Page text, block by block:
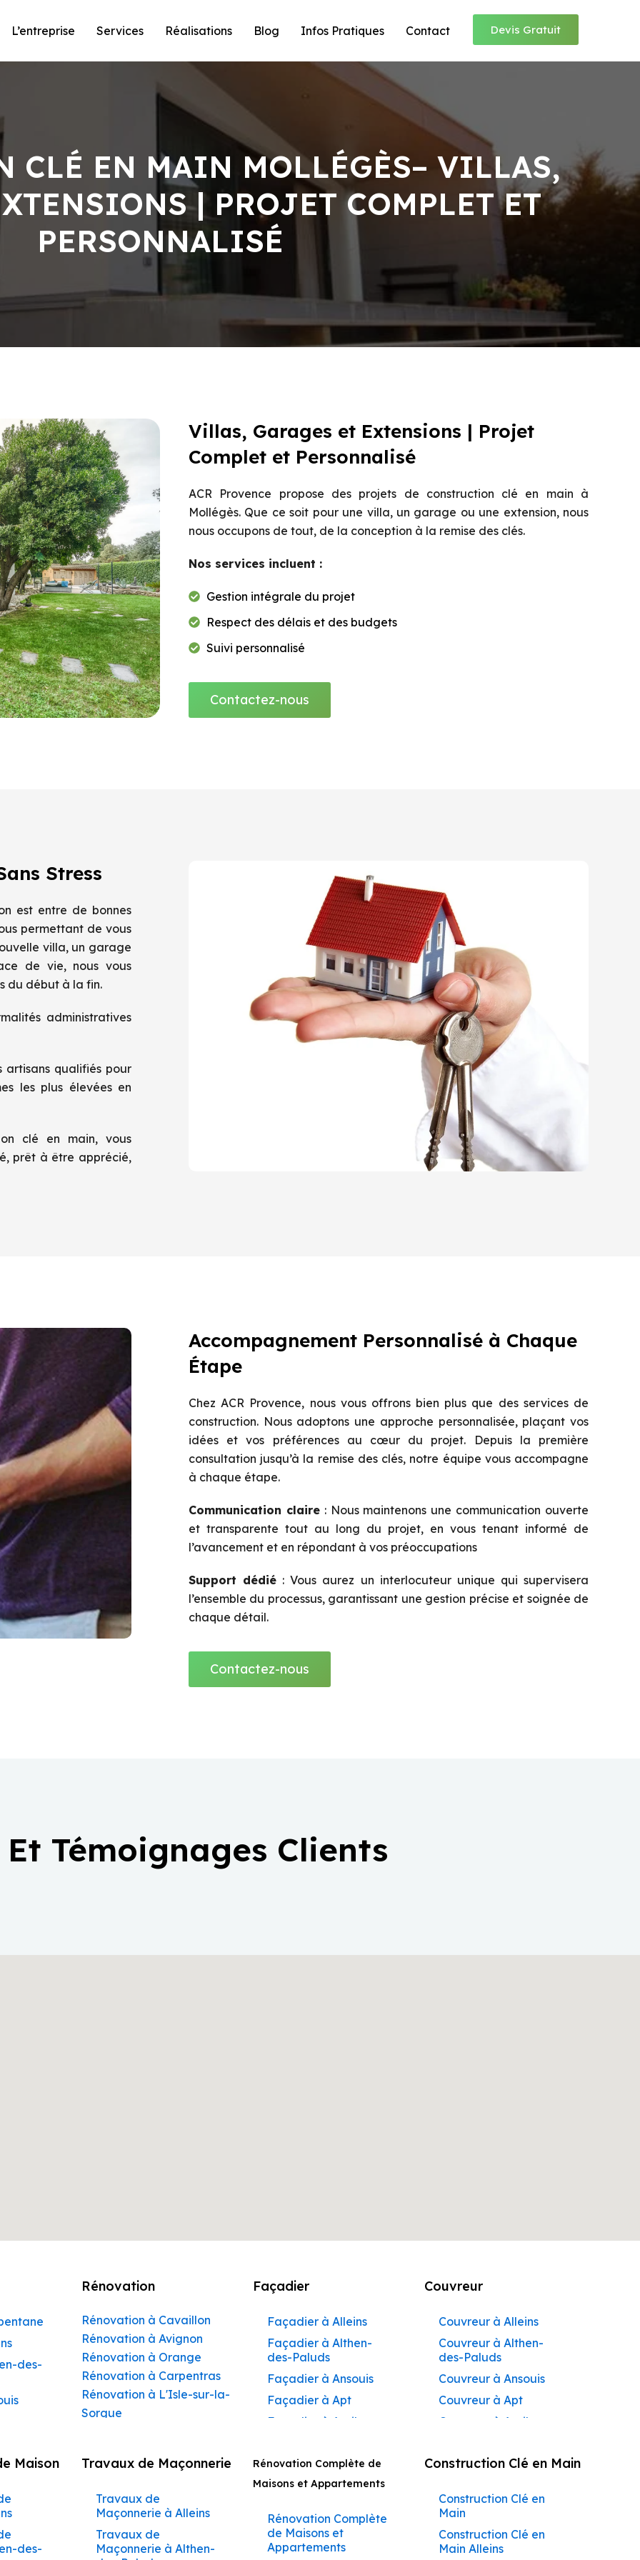
L’entreprise Services Réalisations Blog Infos Pratiques Contact Devis Gratuit
CLÉ EN MAIN MOLLÉGÈS– VILLAS,
| PROJET COMPLET ET
PERSONNALISÉ
Villas, Garages et Extensions | Projet
Complet et Personnalisé
ACR Provence propose des projets de construction clé en main à
Mollégès. Que ce soit pour une villa, un garage ou une extension, nous
nous occupons de tout, de la conception à la remise des clés.
Nos services incluent :
Gestion intégrale du projet
Respect des délais et des budgets
Suivi personnalisé
Contactez-nous
Stress
est entre de bonnes
permettant de vous
villa, un garage
de vie, nous vous
du début à la fin.
administratives
qualifiés pour
les plus élevées en
clé en main, vous
prêt à être apprécié,
Accompagnement Personnalisé à Chaque
Étape
Chez ACR Provence, nous vous offrons bien plus que des services de
construction. Nous adoptons une approche personnalisée, plaçant vos
idées et vos préférences au cœur du projet. Depuis la première
consultation jusqu’à la remise des clés, notre équipe vous accompagne
à chaque étape.
Communication claire: Nous maintenons une communication ouverte
et transparente tout au long du projet, en vous tenant informé de
l’avancement et en répondant à vos préoccupations
Support dédié : Vous aurez un interlocuteur unique qui supervisera
l’ensemble du processus, garantissant une gestion précise et soignée de
chaque détail.
Contactez-nous
Et Témoignages Clients
des-
Rénovation
Rénovation à Cavaillon
Rénovation à Avignon
Rénovation à Orange
Rénovation à Carpentras
Rénovation à L'Isle-sur-la-
Sorgue
Rénovation à Sorgues
Rénovation à Vaison-la-
Romaine
Rénovation à Bollène
Façadier
Façadier à Alleins
Façadier à Althen-
des-Paluds
Façadier à Ansouis
Façadier à Apt
Façadier à Auribeau
Façadier à
AvignonFaçadier à
Barbentane
Façadier à
Beaumettes
Couvreur
Couvreur à Alleins
Couvreur à Althen-
des-Paluds
Couvreur à Ansouis
Couvreur à Apt
Couvreur à Auribeau
Couvreur à Avignon
Barbentane
Couvreur à
Beaumettes
Couvreur à Beaumont-
Maison
des-
Travaux de Maçonnerie
Travaux de
Maçonnerie à Alleins
Travaux de
Maçonnerie à Althen-
Rénovation Complète de
Maisons et Appartements
Rénovation Complète
de Maisons et
Appartements
Construction Clé en Main
Construction Clé en
Main
Construction Clé en
Main Alleins